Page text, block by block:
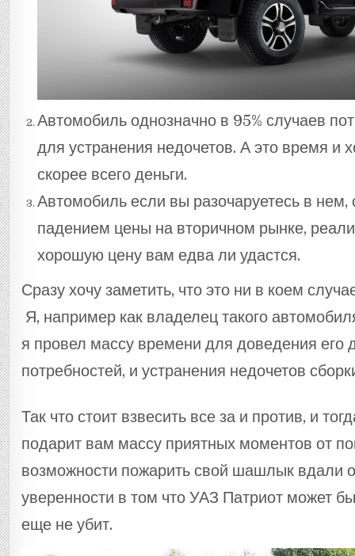
Автомобиль однозначно в 95% случаев
для устранения недочетов. А это время и
скорее всего деньги.
Автомобиль если вы разочаруетесь в нем,
падением цены на вторичном рынке,
хорошую цену вам едва ли удастся.
Сразу хочу заметить, что это ни в коем
Я, например как владелец такого
я провел массу времени для доведения его
потребностей, и устранения недочетов
Так что стоит взвесить все за и против, и
подарит вам массу приятных моментов от
возможности пожарить свой шашлык вдали
уверенности в том что УАЗ Патриот может
еще не убит.